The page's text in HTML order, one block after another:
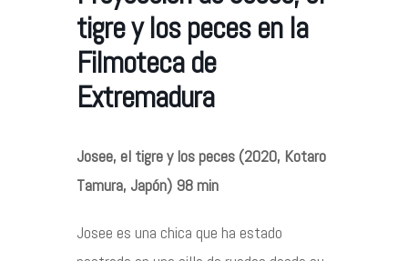
tigre y los peces en la
Filmoteca de
Extremadura
Josee, el tigre y los peces (2020, Kotaro
Tamura, Japón) 98 min
Josee es una chica que ha estado
Contacto